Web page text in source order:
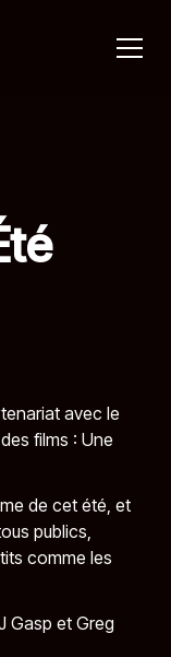
avec le
films :Une
de cet été, et
publics,
comme les
Gasp etGreg